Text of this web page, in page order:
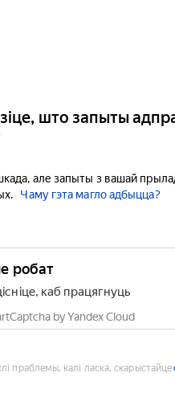
што запыты
але запыты з вашай
Чаму гэта магло адбыцца?
робат
каб працягнуць
by Yandex Cloud
праблемы, калі ласка, скарыстайце